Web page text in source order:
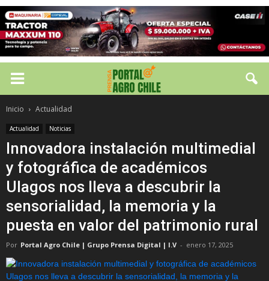
Inicio Actualidad
Actualidad Noticias
Innovadora instalación multimedial
y fotográfica de académicos
Ulagos nos lleva a descubrir la
sensorialidad, la memoria y la
puesta en valor del patrimonio rural
Por Portal Agro Chile | Grupo Prensa Digital | I.V - enero 17, 2025